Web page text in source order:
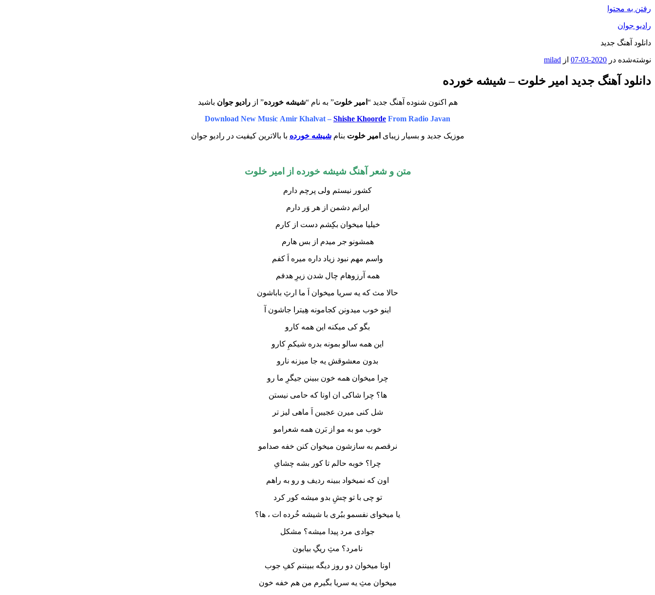
رفتن به محتوا
رادیو جوان
دانلود آهنگ جدید
نوشته‌شده در 2020-03-07 از milad
دانلود آهنگ جدید امیر خلوت – شیشه خورده
هم اکنون شنوده آهنگ جدید “ امیر خلوت” به نام “شیشه خورده” ازرادیو جوان باشید
Download New Music Amir Khalvat – Shishe Khoorde From Radio Javan
موزیک جدید و بسیار زیبای امیر خلوت بنامشیشه خورده با بالاترین کیفیت در رادیو جوان
متن و شعر آهنگ شیشه خورده از امیر خلوت
کشور نیستم ولی پرچم دارم
ایرانم دشمن از هر وَر دارم
خیلیا میخوان بکِشم دست از کارم
همشونو جر میدم از بس هارم
واسم مهم نبود زیاد داره میره اَ کفم
همه آرزوهام چال شدن زیرِ هدفم
حالا مث که یه سریا میخوان اَ ما ارثِ باباشون
اینو خوب میدونن کجامونه هِیترا جاشون آ
بگو کی میکنه این همه کارو
این همه سالو بمونه بدره شیکمِ کارو
بدون معشوقش یه جا میزنه نارو
چرا میخوان همه خون ببینن جیگرِ ما رو
ها؟ چرا شاکی ان اونا که حامی نیستن
شل کنی میرن عجیبن اَ ماهی لیز تر
خوب مو به مو از بَرن همه شعرامو
نرقصم به سازشون میخوان کنن خفه صدامو
چرا؟ خوبه حالم تا کور بشه چشایِ
اون که نمیخواد ببینه ردیف و رو به راهم
تو چی با تو چشِ بدو میشه کور کرد
یا میخوای نفسمو ببُری با شیشه خُرده ات ، ها؟
جوادی مرد پیدا میشه؟ مشکل
نامرد؟ مثِ ریگِ بیابون
اونا میخوان دو روز دیگه ببیننم کفِ جوب
میخوان مثِ یه سریا بگیرم من هم خفه خون